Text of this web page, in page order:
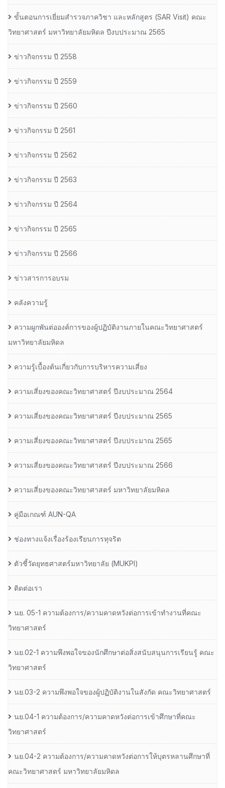
ขั้นตอนการเยี่ยมสำรวจภาควิชา และหลักสูตร (SAR Visit) คณะ
วิทยาศาสตร์ มหาวิทยาลัยมหิดล ปีงบประมาณ 2565
ข่าวกิจกรรม ปี 2558
ข่าวกิจกรรม ปี 2559
ข่าวกิจกรรม ปี 2560
ข่าวกิจกรรม ปี 2561
ข่าวกิจกรรม ปี 2562
ข่าวกิจกรรม ปี 2563
ข่าวกิจกรรม ปี 2564
ข่าวกิจกรรม ปี 2565
ข่าวกิจกรรม ปี 2566
ข่าวสารการอบรม
คลังความรู้
ความผูกพันต่อองค์การของผู้ปฏิบัติงานภายในคณะวิทยาศาสตร์
มหาวิทยาลัยมหิดล
ความรู้เบื้องต้นเกี่ยวกับการบริหารความเสี่ยง
ความเสี่ยงของคณะวิทยาศาสตร์ ปีงบประมาณ 2564
ความเสี่ยงของคณะวิทยาศาสตร์ ปีงบประมาณ 2565
ความเสี่ยงของคณะวิทยาศาสตร์ ปีงบประมาณ 2565
ความเสี่ยงของคณะวิทยาศาสตร์ ปีงบประมาณ 2566
ความเสี่ยงของคณะวิทยาศาสตร์ มหาวิทยาลัยมหิดล
คู่มือเกณฑ์ AUN-QA
ช่องทางแจ้งเรื่องร้องเรียนการทุจริต
ตัวชี้วัดยุทธศาสตร์มหาวิทยาลัย (MUKPI)
ติดต่อเรา
นย. 05-1 ความต้องการ/ความคาดหวังต่อการเข้าทำงานที่คณะ
วิทยาศาสตร์
นย.02-1 ความพึงพอใจของนักศึกษาต่อสิ่งสนับสนุนการเรียนรู้ คณะ
วิทยาศาสตร์
นย.03-2 ความพึงพอใจของผู้ปฏิบัติงานในสังกัด คณะวิทยาศาสตร์
นย.04-1 ความต้องการ/ความคาดหวังต่อการเข้าศึกษาที่คณะ
วิทยาศาสตร์
นย.04-2 ความต้องการ/ความคาดหวังต่อการให้บุตรหลานศึกษาที่
คณะวิทยาศาสตร์ มหาวิทยาลัยมหิดล